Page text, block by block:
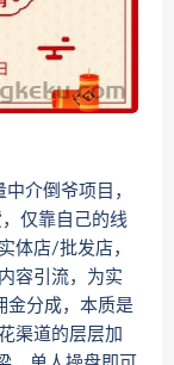
介倒爷项目，
仅靠自己的线
体店/批发店，
容引流，为实
金分成，本质是
渠道的层层加